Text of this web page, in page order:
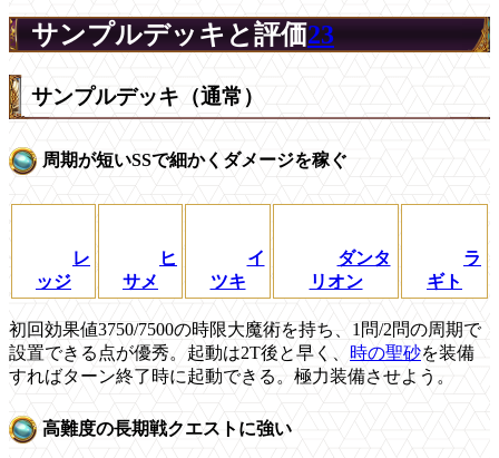
サンプルデッキと評価23
サンプルデッキ（通常）
周期が短いSSで細かくダメージを稼ぐ
レ
ッジ
ヒ
サメ
イ
ツキ
ダンタ
リオン
ラ
ギト
初回効果値3750/7500の時限大魔術を持ち、1問/2問の周期で
設置できる点が優秀。起動は2T後と早く、 時の聖砂を装備
すればターン終了時に起動できる。極力装備させよう。
高難度の長期戦クエストに強い